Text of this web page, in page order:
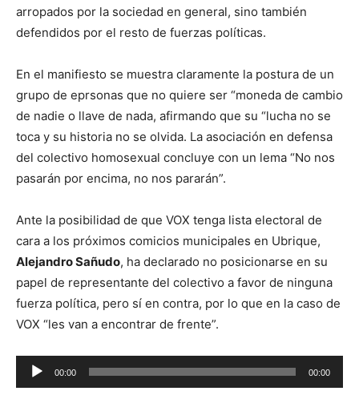
arropados por la sociedad en general, sino también
defendidos por el resto de fuerzas políticas.
En el manifiesto se muestra claramente la postura de un
grupo de eprsonas que no quiere ser “moneda de cambio
de nadie o llave de nada, afirmando que su “lucha no se
toca y su historia no se olvida. La asociación en defensa
del colectivo homosexual concluye con un lema “No nos
pasarán por encima, no nos pararán”.
Ante la posibilidad de que VOX tenga lista electoral de
cara a los próximos comicios municipales en Ubrique,
Alejandro Sañudo, ha declarado no posicionarse en su
papel de representante del colectivo a favor de ninguna
fuerza política, pero sí en contra, por lo que en la caso de
VOX “les van a encontrar de frente”.
e
00:00 00:00